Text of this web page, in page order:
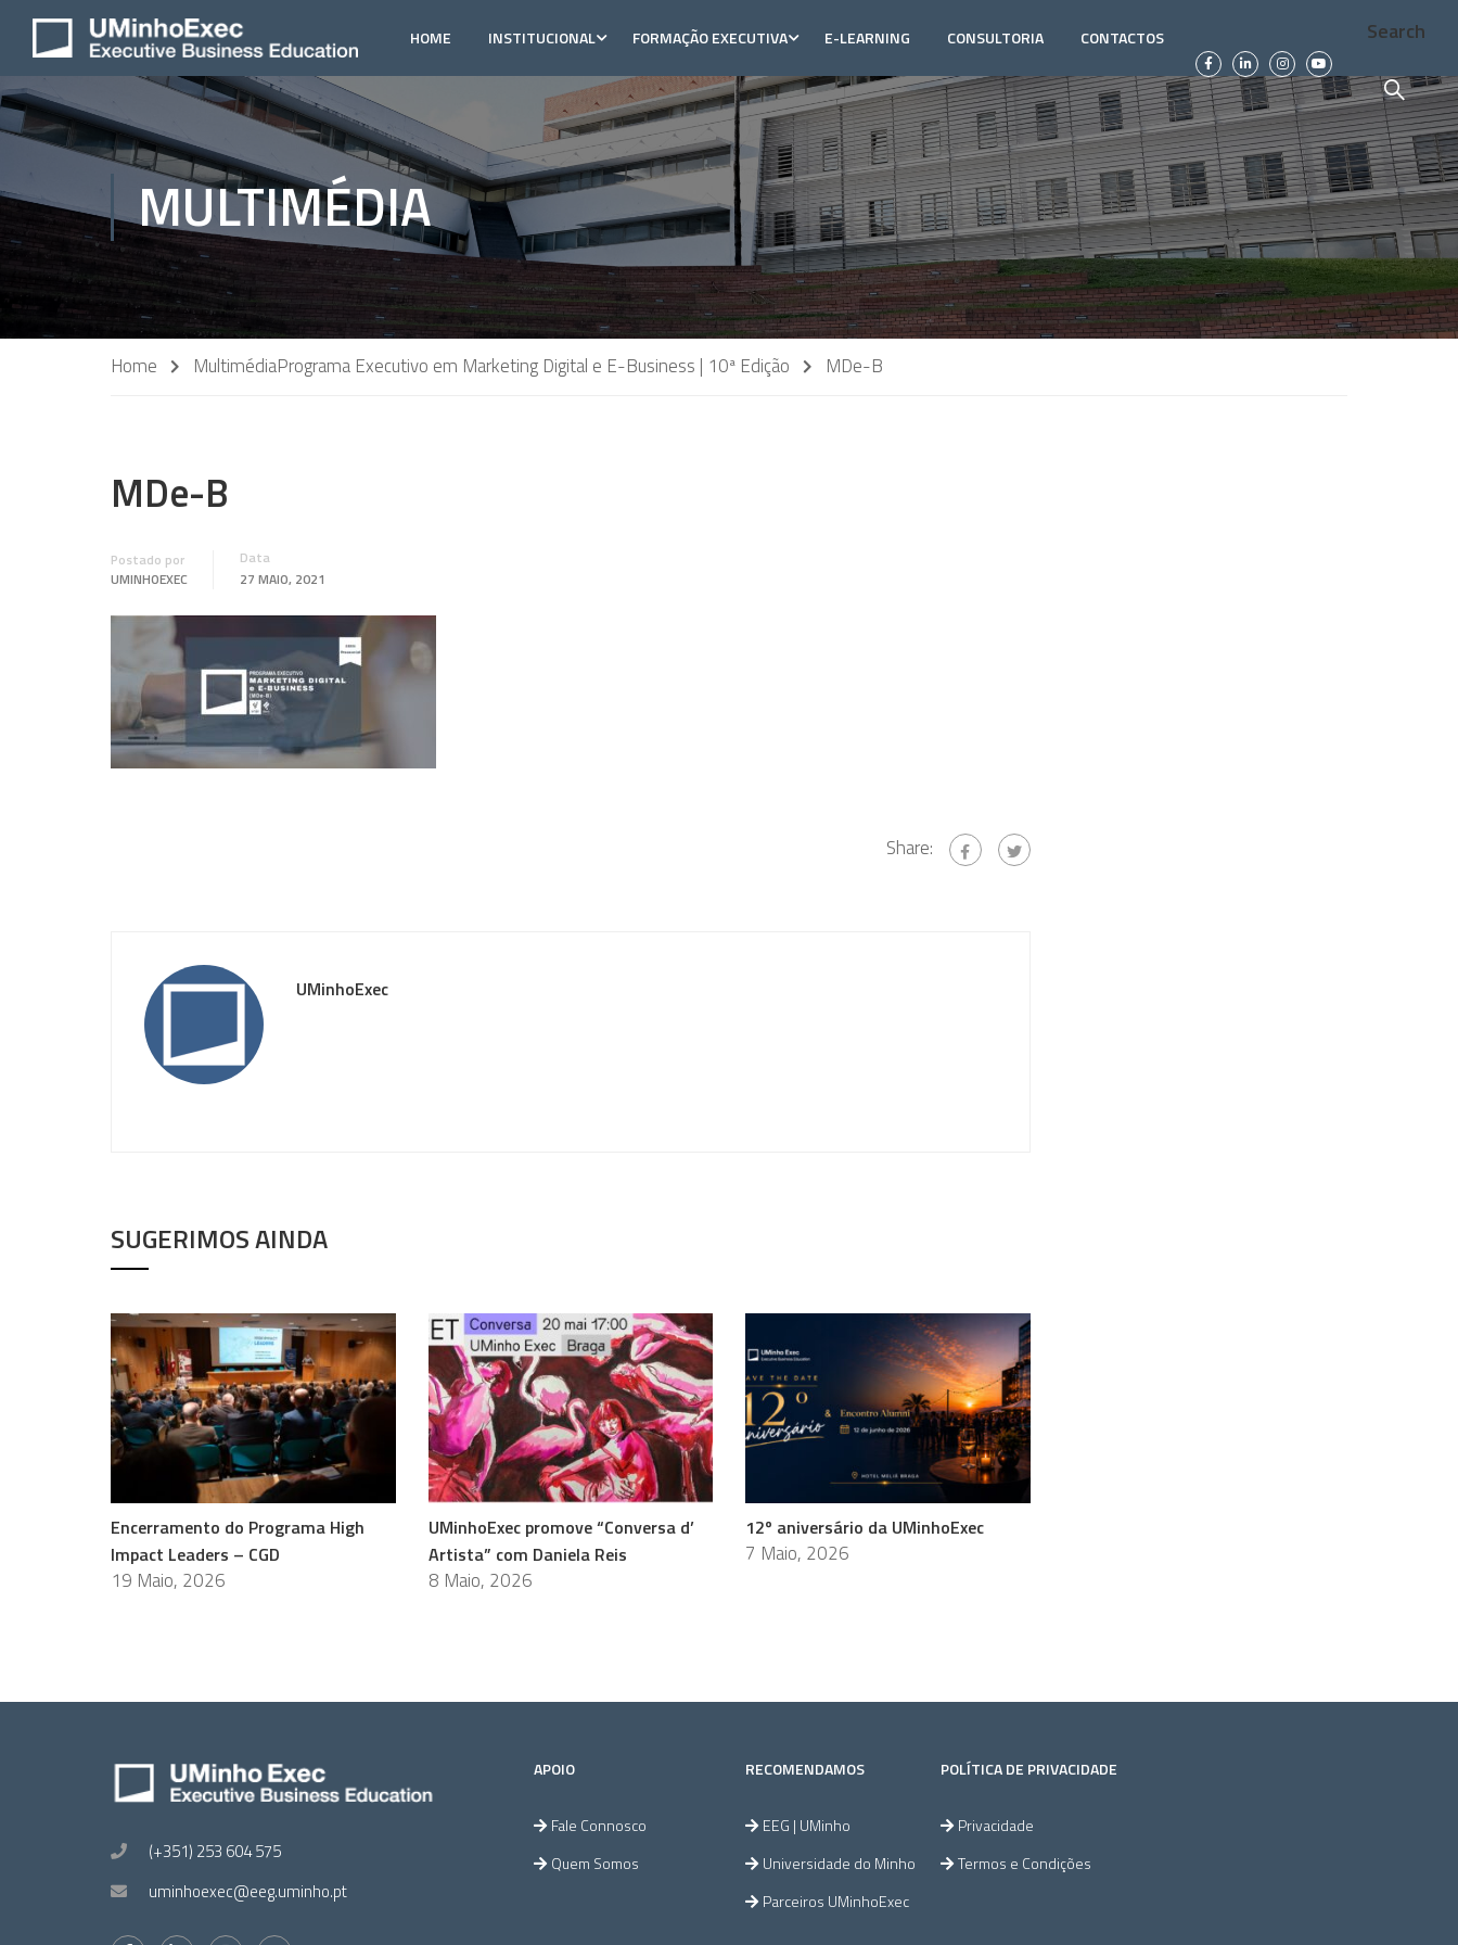
HOME INSTITUCIONAL FORMAÇÃO EXECUTIVA E-LEARNING CONSULTORIA CONTACTOS Search
MULTIMÉDIA
Home MultimédiaPrograma Executivo em Marketing Digital e E-Business | 10ª Edição MDe-B
MDe-B
Postado por
UMINHOEXEC
Data
27 MAIO, 2021
Share:
UMinhoExec
SUGERIMOS AINDA
Encerramento do Programa High
Impact Leaders – CGD
19 Maio, 2026
UMinhoExec promove “Conversa d’
Artista” com Daniela Reis
8 Maio, 2026
12º aniversário da UMinhoExec
7 Maio, 2026
(+351) 253 604 575
uminhoexec@eeg.uminho.pt
APOIO
Fale Connosco
Quem Somos
RECOMENDAMOS
EEG | UMinho
Universidade do Minho
Parceiros UMinhoExec
POLÍTICA DE PRIVACIDADE
Privacidade
Termos e Condições